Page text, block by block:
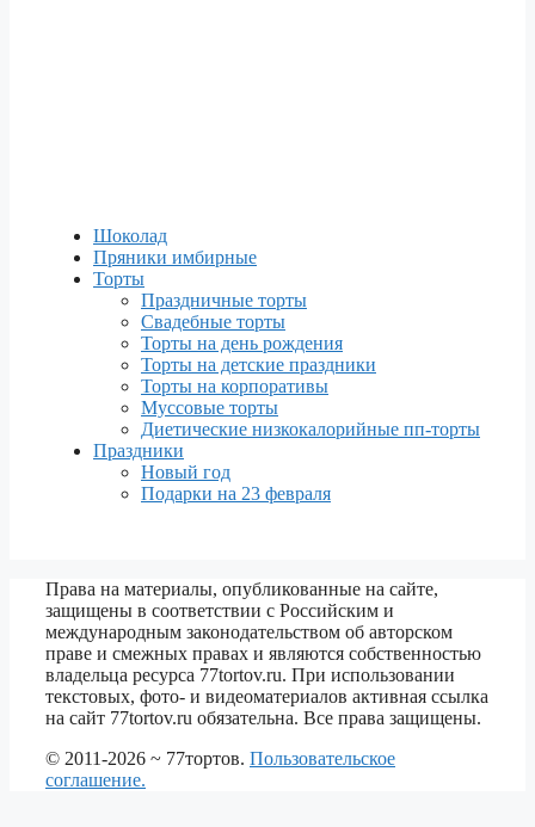
Шоколад
Пряники имбирные
Торты
Праздничные торты
Свадебные торты
Торты на день рождения
Торты на детские праздники
Торты на корпоративы
Муссовые торты
Диетические низкокалорийные пп-торты
Праздники
Новый год
Подарки на 23 февраля
Права на материалы, опубликованные на сайте,
защищены в соответствии с Российским и
международным законодательством об авторском
праве и смежных правах и являются собственностью
владельца ресурса 77tortov.ru. При использовании
текстовых, фото- и видеоматериалов активная ссылка
на сайт 77tortov.ru обязательна. Все права защищены.
© 2011-2026 ~ 77тортов. Пользовательское
соглашение.